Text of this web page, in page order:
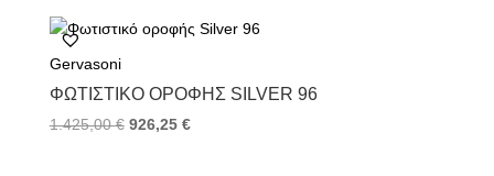
Gervasoni
ΦΩΤΙΣΤΙΚΌ ΟΡΟΦΉΣ SILVER 96
1.425,00€ 926,25 €